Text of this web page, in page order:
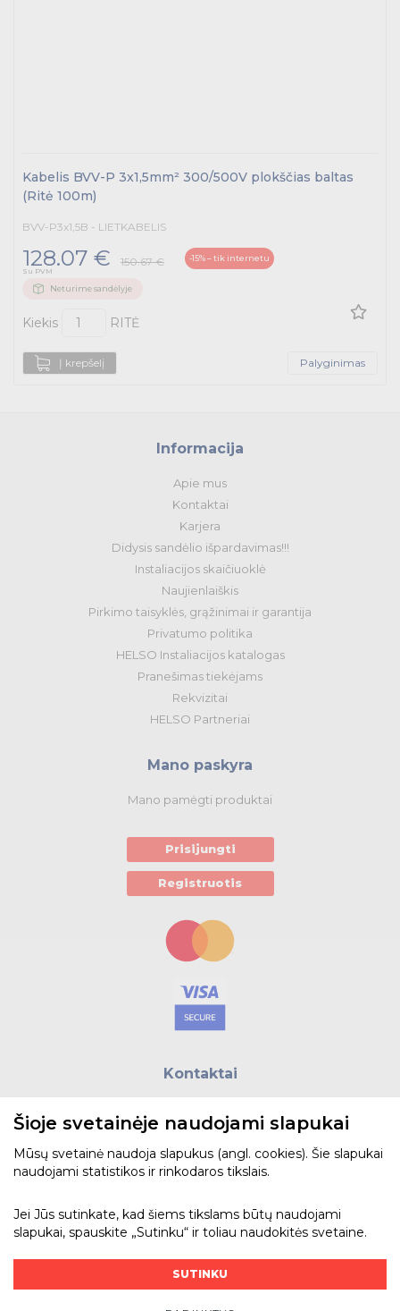
Kabelis BVV-P 3x1,5mm² 300/500V plokščias baltas
(Ritė 100m)
BVV-P3x1,5B - LIETKABELIS
128.07 € 150.67 € -15% – tik internetu
Su PVM
Neturime sandėlyje
Kiekis RITĖ
Į krepšelį Palyginimas
Informacija
Apie mus
Kontaktai
Karjera
Didysis sandėlio išpardavimas!!!
Instaliacijos skaičiuoklė
Naujienlaiškis
Pirkimo taisyklės, grąžinimai ir garantija
Privatumo politika
HELSO Instaliacijos katalogas
Pranešimas tiekėjams
Rekvizitai
HELSO Partneriai
Mano paskyra
Mano pamėgti produktai
Prisijungti
Registruotis
Kontaktai
Telefonas:+370 5 215 0070
Adresas: Vilkpėdės g. 4, LT-03151, Vilnius
Bendraukime
Šioje svetainėje naudojami slapukai
Mūsų svetainė naudoja slapukus (angl. cookies). Šie slapukai
naudojami statistikos ir rinkodaros tikslais.
Jei Jūs sutinkate, kad šiems tikslams būtų naudojami
slapukai, spauskite „Sutinku“ ir toliau naudokitės svetaine.
SUTINKU